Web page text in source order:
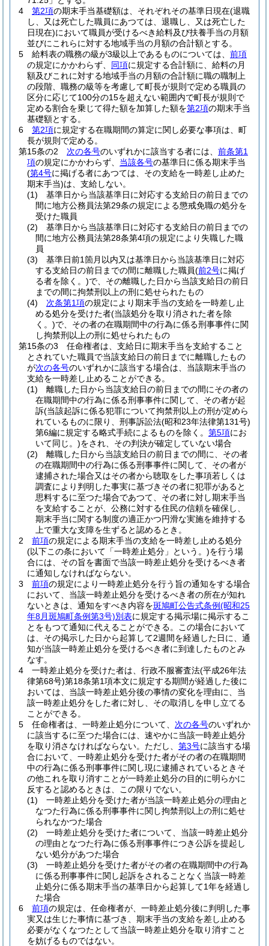
4
第2項の期末手当基礎額は、それぞれその基準日現在(退職
し、又は死亡した職員にあつては、退職し、又は死亡した
日現在)において職員が受けるべき給料及び扶養手当の月額
並びにこれらに対する地域手当の月額の合計額とする。
5
給料表の職務の級が3級以上であるものについては、 前項
の規定にかかわらず、 同項に規定する合計額に、給料の月
額及びこれに対する地域手当の月額の合計額に職の職制上
の段階、職務の級等を考慮して町長が規則で定める職員の
区分に応じて100分の15を超えない範囲内で町長が規則で
定める割合を乗じて得た額を加算した額を第2項の期末手当
基礎額とする。
6
第2項に規定する在職期間の算定に関し必要な事項は、町
長が規則で定める。
第15条の2
次の各号のいずれかに該当する者には、 前条第1
項の規定にかかわらず、 当該各号の基準日に係る期末手当
(第4号に掲げる者にあつては、その支給を一時差し止めた
期末手当)は、支給しない。
(1)
基準日から当該基準日に対応する支給日の前日までの
間に地方公務員法第29条の規定による懲戒免職の処分を
受けた職員
(2)
基準日から当該基準日に対応する支給日の前日までの
間に地方公務員法第28条第4項の規定により失職した職
員
(3)
基準日前1箇月以内又は基準日から当該基準日に対応
する支給日の前日までの間に離職した職員(前2号に掲げ
る者を除く。)で、その離職した日から当該支給日の前日
までの間に拘禁刑以上の刑に処せられたもの
(4)
次条第1項の規定により期末手当の支給を一時差し止
める処分を受けた者(当該処分を取り消された者を除
く。)で、その者の在職期間中の行為に係る刑事事件に関
し拘禁刑以上の刑に処せられたもの
第15条の3
任命権者は、支給日に期末手当を支給すること
とされていた職員で当該支給日の前日までに離職したもの
が次の各号のいずれかに該当する場合は、当該期末手当の
支給を一時差し止めることができる。
(1)
離職した日から当該支給日の前日までの間にその者の
在職期間中の行為に係る刑事事件に関して、その者が起
訴(当該起訴に係る犯罪について拘禁刑以上の刑が定めら
れているものに限り、刑事訴訟法(昭和23年法律第131号)
第6編に規定する略式手続によるものを除く。 第5項にお
いて同じ。)をされ、その判決が確定していない場合
(2)
離職した日から当該支給日の前日までの間に、その者
の在職期間中の行為に係る刑事事件に関して、その者が
逮捕された場合又はその者から聴取をした事項若しくは
調査により判明した事実に基づきその者に犯罪があると
思料するに至つた場合であつて、その者に対し期末手当
を支給することが、公務に対する住民の信頼を確保し、
期末手当に関する制度の適正かつ円滑な実施を維持する
上で重大な支障を生ずると認めるとき。
2
前項の規定による期末手当の支給を一時差し止める処分
(以下この条において「一時差止処分」という。)を行う場
合には、その旨を書面で当該一時差止処分を受けるべき者
に通知しなければならない。
3
前項の規定により一時差止処分を行う旨の通知をする場合
において、当該一時差止処分を受けるべき者の所在が知れ
ないときは、通知をすべき内容を斑鳩町公告式条例(昭和25
年8月斑鳩町条例第3号)別表に規定する掲示場に掲示するこ
とをもつて通知に代えることができる。
この場合において
は、その掲示した日から起算して2週間を経過した日に、通
知が当該一時差止処分を受けるべき者に到達したものとみ
なす。
4
一時差止処分を受けた者は、行政不服審査法(平成26年法
律第68号)第18条第1項本文に規定する期間が経過した後に
おいては、当該一時差止処分後の事情の変化を理由に、当
該一時差止処分をした者に対し、その取消しを申し立てる
ことができる。
5
任命権者は、一時差止処分について、 次の各号のいずれか
に該当するに至つた場合には、速やかに当該一時差止処分
を取り消さなければならない。 ただし、 第3号に該当する場
合において、一時差止処分を受けた者がその者の在職期間
中の行為に係る刑事事件に関し現に逮捕されているときそ
の他これを取り消すことが一時差止処分の目的に明らかに
反すると認めるときは、この限りでない。
(1)
一時差止処分を受けた者が当該一時差止処分の理由と
なつた行為に係る刑事事件に関し拘禁刑以上の刑に処せ
られなかつた場合
(2)
一時差止処分を受けた者について、当該一時差止処分
の理由となつた行為に係る刑事事件につき公訴を提起し
ない処分があつた場合
(3)
一時差止処分を受けた者がその者の在職期間中の行為
に係る刑事事件に関し起訴をされることなく当該一時差
止処分に係る期末手当の基準日から起算して1年を経過し
た場合
6
前項の規定は、任命権者が、一時差止処分後に判明した事
実又は生じた事情に基づき、期末手当の支給を差し止める
必要がなくなつたとして当該一時差止処分を取り消すこと
を妨げるものではない。